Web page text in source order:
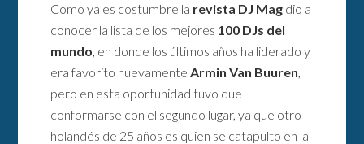
Como ya es costumbre la revista DJ Mag dio a
conocer la lista de los mejores 100 DJs del
mundo, en donde los últimos años ha liderado y
era favorito nuevamenteArmin Van Buuren,
pero en esta oportunidad tuvo que
conformarse con el segundo lugar, ya que otro
holandés de 25 años es quien se catapulto en la